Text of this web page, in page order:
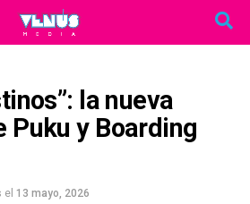
la nueva
Puku y Boarding
el 13 mayo, 2026